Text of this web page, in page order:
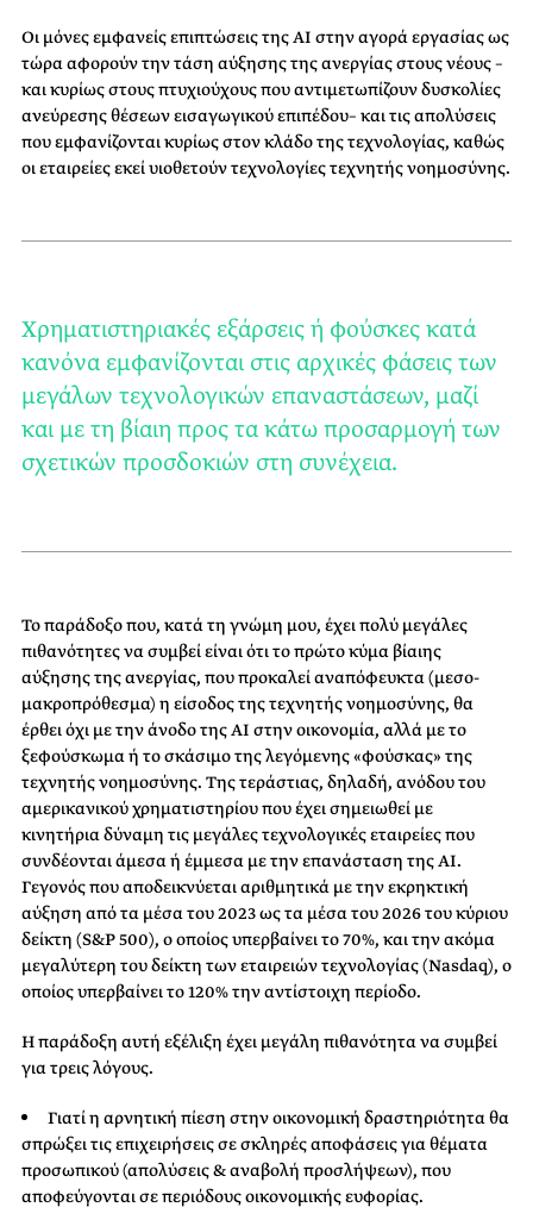
Οι μόνες εμφανείς επιπτώσεις της ΑΙ στην αγορά εργασίας ως
τώρα αφορούν την τάση αύξησης της ανεργίας στους νέους –
και κυρίως στους πτυχιούχους που αντιμετωπίζουν δυσκολίες
ανεύρεσης θέσεων εισαγωγικού επιπέδου– και τις απολύσεις
που εμφανίζονται κυρίως στον κλάδο της τεχνολογίας, καθώς
οι εταιρείες εκεί υιοθετούν τεχνολογίες τεχνητής νοημοσύνης.
Χρηματιστηριακές εξάρσεις ή φούσκες κατά
κανόνα εμφανίζονται στις αρχικές φάσεις των
μεγάλων τεχνολογικών επαναστάσεων, μαζί
και με τη βίαιη προς τα κάτω προσαρμογή των
σχετικών προσδοκιών στη συνέχεια.
Το παράδοξο που, κατά τη γνώμη μου, έχει πολύ μεγάλες
πιθανότητες να συμβεί είναι ότι το πρώτο κύμα βίαιης
αύξησης της ανεργίας, που προκαλεί αναπόφευκτα (μεσο-
μακροπρόθεσμα) η είσοδος της τεχνητής νοημοσύνης, θα
έρθει όχι με την άνοδο της ΑΙ στην οικονομία, αλλά με το
ξεφούσκωμα ή το σκάσιμο της λεγόμενης «φούσκας» της
τεχνητής νοημοσύνης. Της τεράστιας, δηλαδή, ανόδου του
αμερικανικού χρηματιστηρίου που έχει σημειωθεί με
κινητήρια δύναμη τις μεγάλες τεχνολογικές εταιρείες που
συνδέονται άμεσα ή έμμεσα με την επανάσταση της ΑΙ.
Γεγονός που αποδεικνύεται αριθμητικά με την εκρηκτική
αύξηση από τα μέσα του 2023 ως τα μέσα του 2026 του κύριου
δείκτη (S&P 500), ο οποίος υπερβαίνει το 70%, και την ακόμα
μεγαλύτερη του δείκτη των εταιρειών τεχνολογίας (Nasdaq), ο
οποίος υπερβαίνει το 120% την αντίστοιχη περίοδο.
Η παράδοξη αυτή εξέλιξη έχει μεγάλη πιθανότητα να συμβεί
για τρεις λόγους.
Γιατί η αρνητική πίεση στην οικονομική δραστηριότητα θα
σπρώξει τις επιχειρήσεις σε σκληρές αποφάσεις για θέματα
προσωπικού (απολύσεις & αναβολή προσλήψεων), που
αποφεύγονται σε περιόδους οικονομικής ευφορίας.